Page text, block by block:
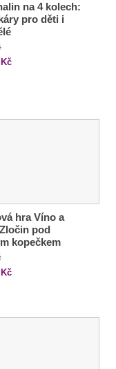
na 4 kolech:
pro děti i
Kč
hra Víno a
pod
kopečkem
Kč